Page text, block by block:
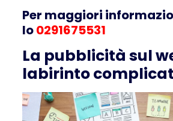
Per maggiori
lo0291675531
La pubblicità sul
labirinto